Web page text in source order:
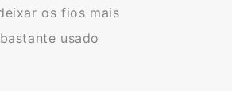
os fios mais
usado